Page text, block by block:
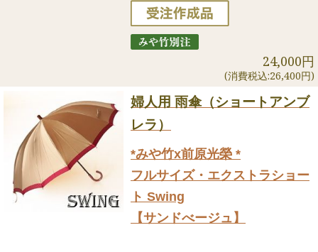
24,000円
(消費税込:26,400円)
婦人用 雨傘（ショートアンブ
レラ）
*みや竹x前原光榮 *
フルサイズ・エクストラショー
ト Swing
【サンドべージュ】